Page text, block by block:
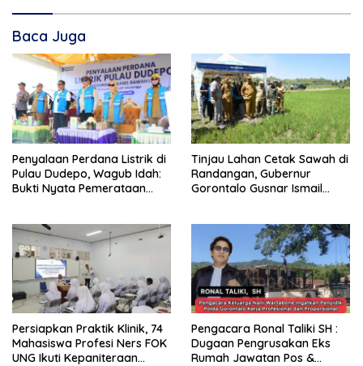
Baca Juga
Penyalaan Perdana Listrik di
Pulau Dudepo, Wagub Idah:
Bukti Nyata Pemerataan
Tinjau Lahan Cetak Sawah di
Randangan, Gubernur
Gorontalo Gusnar Ismail
Persiapkan Praktik Klinik, 74
Mahasiswa Profesi Ners FOK
UNG Ikuti Kepaniteraan
Pengacara Ronal Taliki SH :
Dugaan Pengrusakan Eks
Rumah Jawatan Pos &